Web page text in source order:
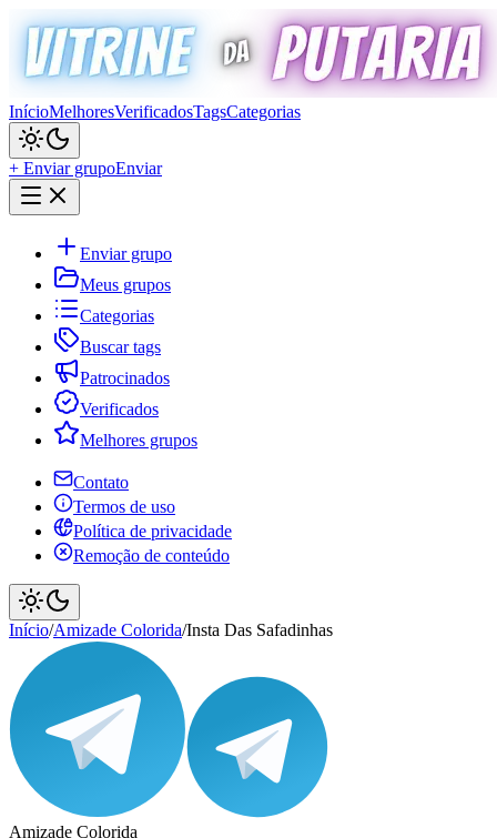
InícioMelhoresVerificadosTagsCategorias
+ Enviar grupoEnviar
Enviar grupo
Meus grupos
Categorias
Buscar tags
Patrocinados
Verificados
Melhores grupos
Contato
Termos de uso
Política de privacidade
Remoção de conteúdo
Início/Amizade Colorida/Insta Das Safadinhas
Amizade Colorida